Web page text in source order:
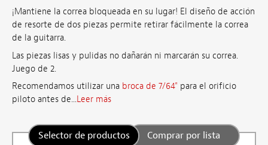
¡Mantiene la correa bloqueada en su lugar! El diseño de acción
de resorte de dos piezas permite retirar fácilmente la correa
de la guitarra.
Las piezas lisas y pulidas no dañarán ni marcarán su correa.
Juego de 2.
Recomendamos utilizar una broca de 7/64" para el orificio
piloto antes de...Leer más
Selector de productos Comprar por lista